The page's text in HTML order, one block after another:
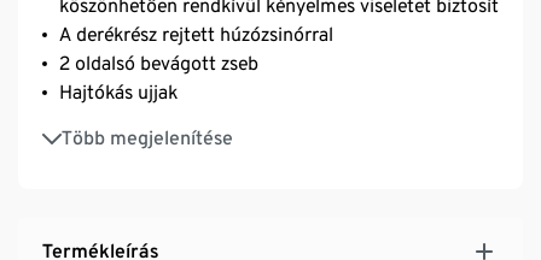
köszönhetően rendkívül kényelmes viseletet biztosít
A derékrész rejtett húzózsinórral
2 oldalsó bevágott zseb
Hajtókás ujjak
Több megjelenítése
Oldalhasítékok
Kerekített V-nyakkivágás
Termékleírás